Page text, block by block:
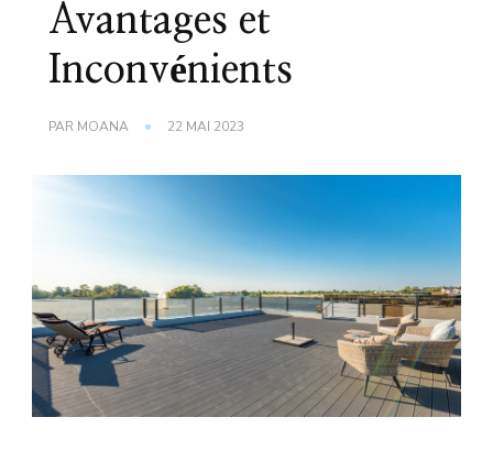
Avantages et
Inconvénients
PAR MOANA 22 MAI 2023